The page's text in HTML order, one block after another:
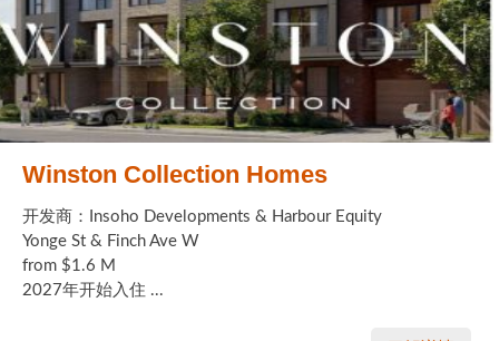
Winston Collection Homes
开发商：Insoho Developments & Harbour Equity
Yonge St & Finch Ave W
from $1.6 M
2027年开始入住 ...